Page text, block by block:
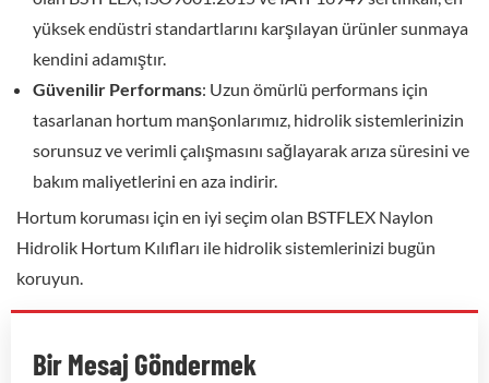
yüksek endüstri standartlarını karşılayan ürünler sunmaya
kendini adamıştır.
Güvenilir Performans: Uzun ömürlü performans için
tasarlanan hortum manşonlarımız, hidrolik sistemlerinizin
sorunsuz ve verimli çalışmasını sağlayarak arıza süresini ve
bakım maliyetlerini en aza indirir.
Hortum koruması için en iyi seçim olan BSTFLEX Naylon
Hidrolik Hortum Kılıfları ile hidrolik sistemlerinizi bugün
koruyun.
Bir Mesaj Göndermek